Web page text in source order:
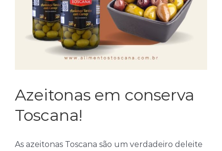
Azeitonas em conserva
Toscana!
As azeitonas Toscana são um verdadeiro deleite